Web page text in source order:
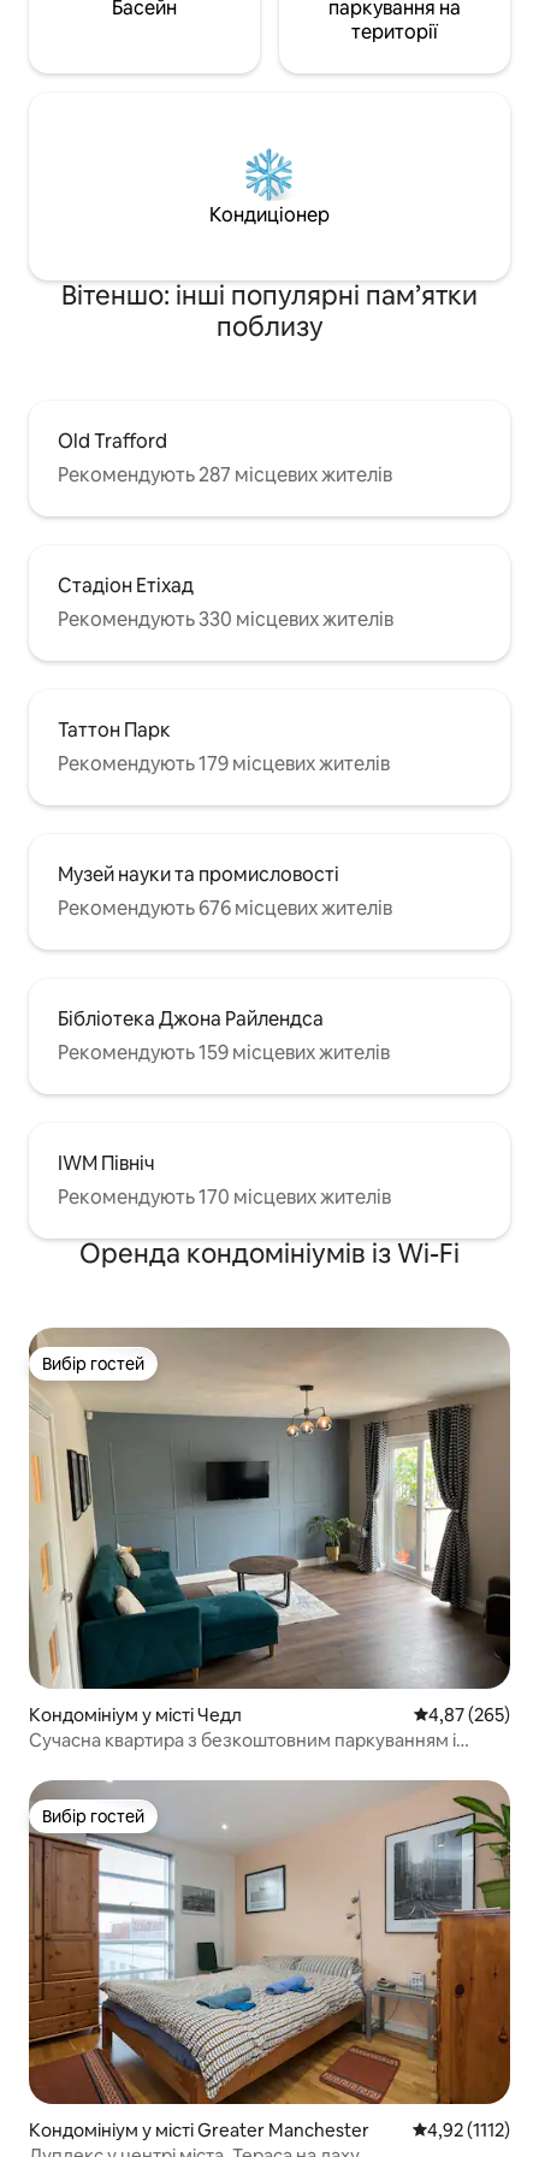
Басейн
паркування на
території
Кондиціонер
Вітеншо: інші популярні пам’ятки
поблизу
Old Trafford
Рекомендують 287 місцевих жителів
Стадіон Етіхад
Рекомендують 330 місцевих жителів
Таттон Парк
Рекомендують 179 місцевих жителів
Музей науки та промисловості
Рекомендують 676 місцевих жителів
Бібліотека Джона Райлендса
Рекомендують 159 місцевих жителів
IWM Північ
Рекомендують 170 місцевих жителів
Оренда кондомініумів із Wi-Fi
Вибір гостей
Вибір гостей
Кондомініум у місті Чедл Середня
4,87 (265)
Сучасна квартира з безкоштовним паркуванням і
Вибір гостей
Вибір гостей
Кондомініум у місті Greater Manchester Середня
4,92 (1112)